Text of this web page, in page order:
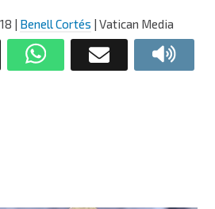
| Benell Cortés | Vatican Media